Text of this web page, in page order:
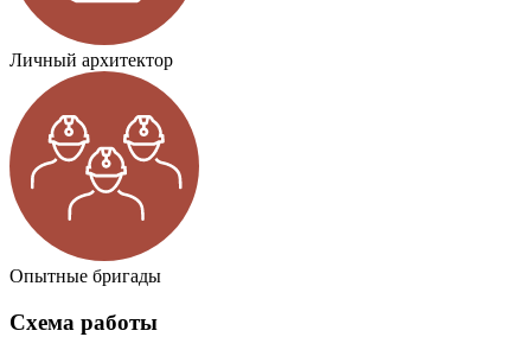
Личный архитектор
Опытные бригады
Схема работы